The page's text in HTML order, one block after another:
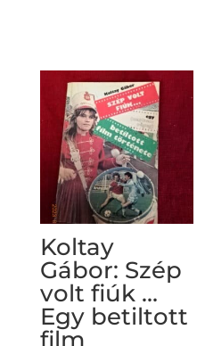
Koltay
Gábor: Szép
volt fiúk …
Egy betiltott
film